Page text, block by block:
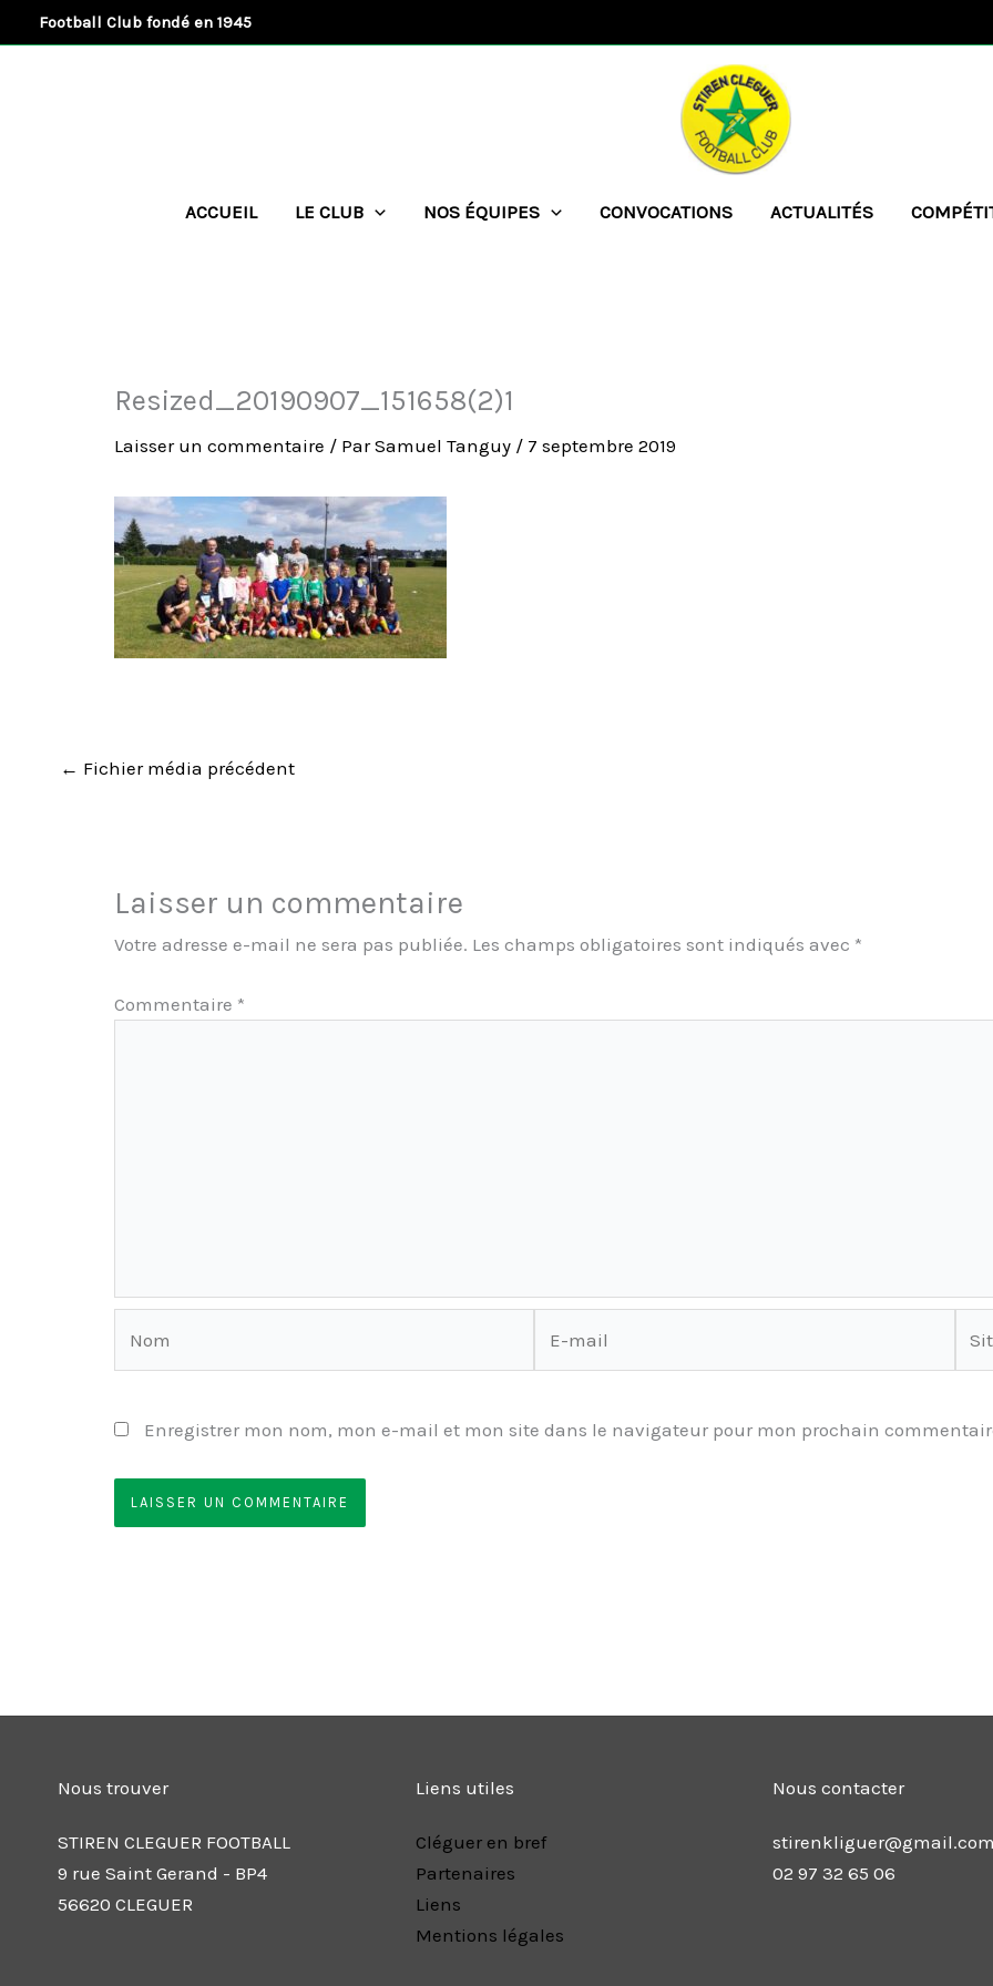
au
Football Club fondé en 1945
ACCUEIL LE CLUB NOS ÉQUIPES CONVOCATIONS ACTUALITÉS
Resized_20190907_151658(2)1
Laisser un commentaire / ParSamuel Tanguy / 7 septembre 2019
← Fichier média précédent
Laisser un commentaire
Votre adresse e-mail ne sera pas publiée. Les champs obligatoires sont indiqués avec *
Commentaire *
Enregistrer mon nom, mon e-mail et mon site dans le navigateur pour mon prochain
Nous trouver
STIREN CLEGUER FOOTBALL
9 rue Saint Gerand - BP4
56620 CLEGUER
Liens utiles
Cléguer en bref
Partenaires
Liens
Mentions légales
Nous contacter
02 97 32 65 06